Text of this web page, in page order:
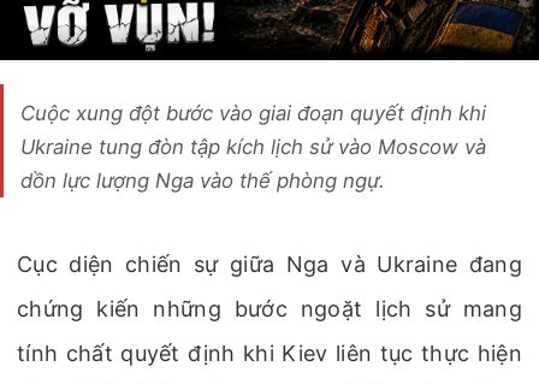
Cuộc xung đột bước vào giai đoạn quyết định khi
Ukraine tung đòn tập kích lịch sử vào Moscow và
dồn lực lượng Nga vào thế phòng ngự.
Cục diện chiến sự giữa Nga và Ukraine đang
chứng kiến những bước ngoặt lịch sử mang
tính chất quyết định khi Kiev liên tục thực hiện